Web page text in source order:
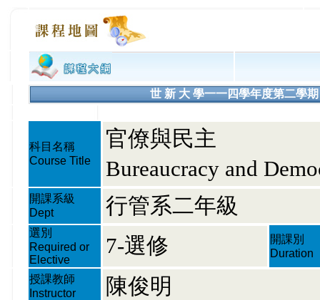
世 新 大 學一一四學年度第二學
科目名稱
Course Title
官僚與民主
Bureaucracy and
開課系級
Dept
行管系二年級
選別
Required or
Elective
7-選修
開課別
Duration
授課教師
Instructor
陳俊明